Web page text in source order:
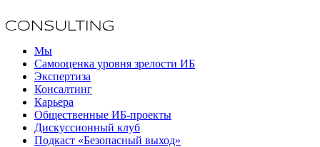
Мы
Самооценка уровня зрелости ИБ
Экспертиза
Консалтинг
Карьера
Общественные ИБ-проекты
Дискуссионный клуб
Подкаст «Безопасный выход»